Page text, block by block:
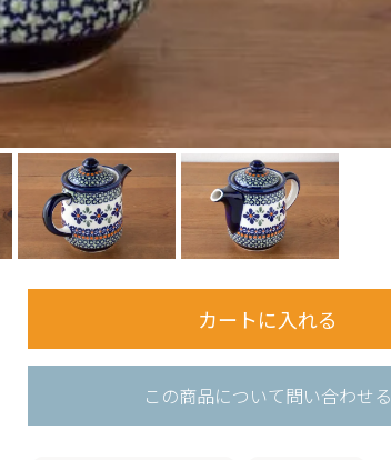
この商品について問い合わせる